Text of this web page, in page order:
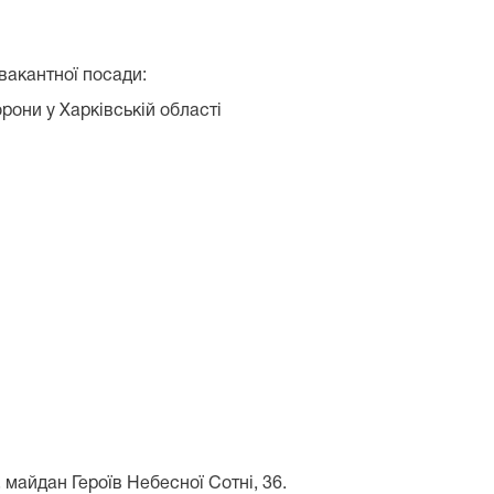
посади:
у Харківській області
Героїв Небесної Сотні, 36.